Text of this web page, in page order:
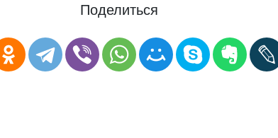
Поделиться